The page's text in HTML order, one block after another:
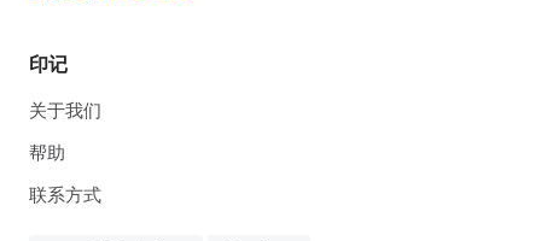
印记
关于我们
帮助
联系方式